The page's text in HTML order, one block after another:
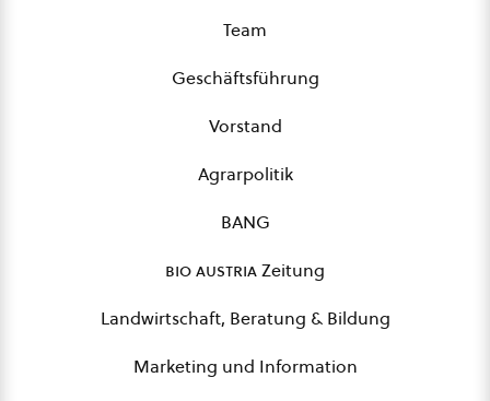
Team
Geschäftsführung
Vorstand
Agrarpolitik
BANG
bio austriaZeitung
Landwirtschaft, Beratung & Bildung
Marketing und Information